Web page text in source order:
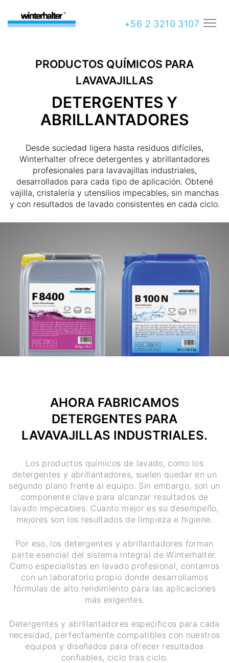
+56 2 3210 3107
PRODUCTOS QUÍMICOS PARA
LAVAVAJILLAS
DETERGENTES Y
ABRILLANTADORES
Desde suciedad ligera hasta residuos difíciles,
Winterhalter ofrece detergentes y abrillantadores
profesionales para lavavajillas industriales,
desarrollados para cada tipo de aplicación. Obtené
vajilla, cristalería y utensilios impecables, sin manchas
y con resultados de lavado consistentes en cada ciclo.
AHORA FABRICAMOS
DETERGENTES PARA
LAVAVAJILLAS INDUSTRIALES.
Los productos químicos de lavado, como los
detergentes y abrillantadores, suelen quedar en un
segundo plano frente al equipo. Sin embargo, son un
componente clave para alcanzar resultados de
lavado impecables. Cuanto mejor es su desempeño,
mejores son los resultados de limpieza e higiene.
Por eso, los detergentes y abrillantadores forman
parte esencial del sistema integral de Winterhalter.
Como especialistas en lavado profesional, contamos
con un laboratorio propio donde desarrollamos
fórmulas de alto rendimiento para las aplicaciones
más exigentes.
Detergentes y abrillantadores específicos para cada
necesidad, perfectamente compatibles con nuestros
equipos y diseñados para ofrecer resultados
confiables, ciclo tras ciclo.